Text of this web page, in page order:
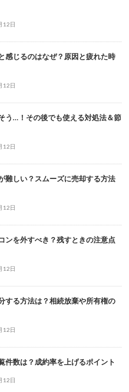
12日
感じるのはなぜ？原因と疲れた時
12日
う…！その後でも使える対処法＆節
12日
難しい？スムーズに売却する方法
12日
ンを外すべき？残すときの注意点
12日
する方法は？相続放棄や所有権の
12日
件数は？成約率を上げるポイント
12日